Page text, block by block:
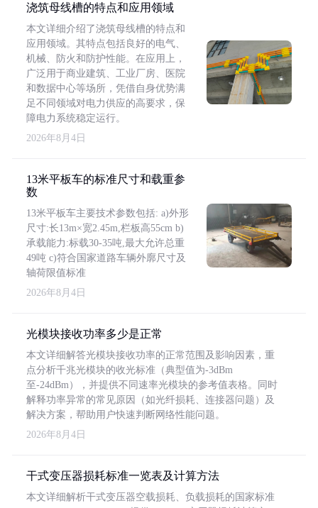
浇筑母线槽的特点和应用领域
本文详细介绍了浇筑母线槽的特点和
应用领域。其特点包括良好的电气、
机械、防火和防护性能。在应用上，
广泛用于商业建筑、工业厂房、医院
和数据中心等场所，凭借自身优势满
足不同领域对电力供应的高要求，保
障电力系统稳定运行。
2026年8月4日
13米平板车的标准尺寸和载重参
数
13米平板车主要技术参数包括: a)外形
尺寸:长13m×宽2.45m,栏板高55cm b)
承载能力:标载30-35吨,最大允许总重
49吨 c)符合国家道路车辆外廓尺寸及
轴荷限值标准
2026年8月4日
光模块接收功率多少是正常
本文详细解答光模块接收功率的正常范围及影响因素，重
点分析千兆光模块的收光标准（典型值为-3dBm
至-24dBm），并提供不同速率光模块的参考值表格。同时
解释功率异常的常见原因（如光纤损耗、连接器问题）及
解决方案，帮助用户快速判断网络性能问题。
2026年8月4日
干式变压器损耗标准一览表及计算方法
本文详细解析干式变压器空载损耗、负载损耗的国家标准